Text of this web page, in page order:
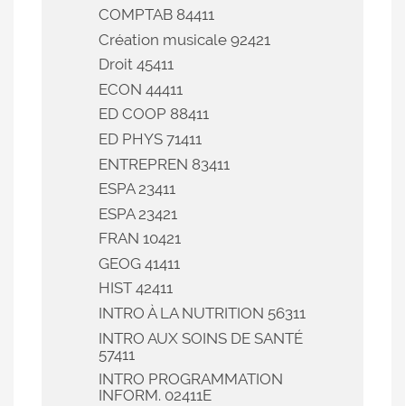
COMPTAB 84411
Création musicale 92421
Droit 45411
ECON 44411
ED COOP 88411
ED PHYS 71411
ENTREPREN 83411
ESPA 23411
ESPA 23421
FRAN 10421
GEOG 41411
HIST 42411
INTRO À LA NUTRITION 56311
INTRO AUX SOINS DE SANTÉ
57411
INTRO PROGRAMMATION
INFORM. 02411E